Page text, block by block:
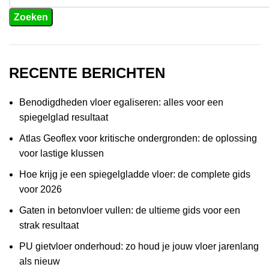
Zoeken
RECENTE BERICHTEN
Benodigdheden vloer egaliseren: alles voor een
spiegelglad resultaat
Atlas Geoflex voor kritische ondergronden: de oplossing
voor lastige klussen
Hoe krijg je een spiegelgladde vloer: de complete gids
voor 2026
Gaten in betonvloer vullen: de ultieme gids voor een
strak resultaat
PU gietvloer onderhoud: zo houd je jouw vloer jarenlang
als nieuw